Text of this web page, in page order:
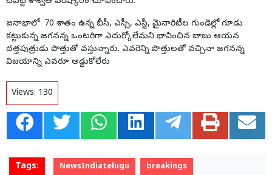
జనాభాలో 70 శాతం ఉన్న బీసీ, ఎస్సీ, ఎస్టీ, మైనారిటీల గుండెల్లో గూడు
కట్టుకున్న జగనన్న ఒంటరిగా ఎదుర్కోలేమని భావించిన బాబు ఆయన
దత్తపుత్రుడు పొత్తుతో వస్తున్నారు. ఎవరెన్ని పొత్తులతో వచ్చినా జగనన్న
విజయాన్ని ఎవరూ అడ్డుకోలేరు
Views: 130
Tags: NewsIndiatelugu breakings